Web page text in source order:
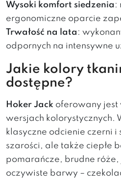
Wysoki komfort siedzenia :
ergonomiczne oparcie
Trwałość na lata :
odpornych na intensywne
Jakie kolory
dostępne?
Hoker Jack oferowany jest
wersjach kolorystycznych.
klasyczne odcienie czerni
szarości, ale także ciepłe
pomarańcze, brudne
oczywiste barwy –